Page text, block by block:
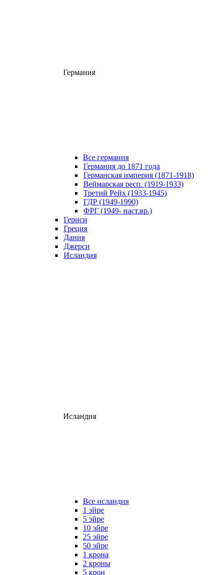
Германия
Все германия
Германия до 1871 года
Германская империя (1871-1918)
Веймарская респ. (1919-1933)
Третий Рейх (1933-1945)
ГДР (1949-1990)
ФРГ (1949- наст.вр.)
Гернси
Греция
Дания
Джерси
Исландия
Исландия
Все исландия
1 эйре
5 эйре
10 эйре
25 эйре
50 эйре
1 крона
2 кроны
5 крон